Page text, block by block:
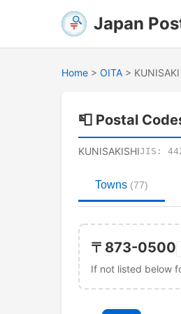
Japan
Home > OITA >
📮 Postal
KUNISAKISHIJIS:
Towns (77)
〒 873-0500
If not listed below